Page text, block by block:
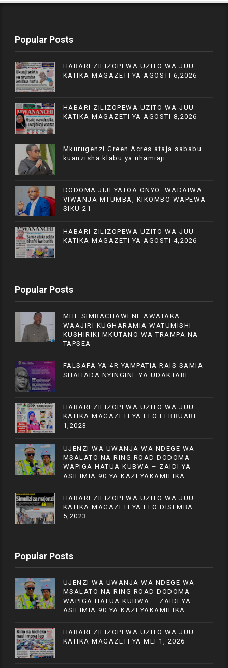
Popular Posts
HABARI ZILIZOPEWA UZITO WA JUU
KATIKA MAGAZETI YA AGOSTI 6,2026
HABARI ZILIZOPEWA UZITO WA JUU
KATIKA MAGAZETI YA AGOSTI 8,2026
Mkurugenzi Green Acres ataja sababu
kuanzisha klabu ya uhamiaji
DODOMA JIJI YATOA ONYO: WADAIWA
VIWANJA MTUMBA, KIKOMBO WAPEWA
SIKU 21
HABARI ZILIZOPEWA UZITO WA JUU
KATIKA MAGAZETI YA AGOSTI 4,2026
Popular Posts
MHE.SIMBACHAWENE AWATAKA
WAAJIRI KUGHARAMIA WATUMISHI
KUSHIRIKI MKUTANO WA TRAMPA NA
TAPSEA
FALSAFA YA 4R YAMPATIA RAIS SAMIA
SHAHADA NYINGINE YA UDAKTARI
HABARI ZILIZOPEWA UZITO WA JUU
KATIKA MAGAZETI YA LEO FEBRUARI
1,2023
UJENZI WA UWANJA WA NDEGE WA
MSALATO NA RING ROAD DODOMA
WAPIGA HATUA KUBWA – ZAIDI YA
ASILIMIA 90 YA KAZI YAKAMILIKA.
HABARI ZILIZOPEWA UZITO WA JUU
KATIKA MAGAZETI YA LEO DISEMBA
5,2023
Popular Posts
UJENZI WA UWANJA WA NDEGE WA
MSALATO NA RING ROAD DODOMA
WAPIGA HATUA KUBWA – ZAIDI YA
ASILIMIA 90 YA KAZI YAKAMILIKA.
HABARI ZILIZOPEWA UZITO WA JUU
KATIKA MAGAZETI YA MEI 1, 2026